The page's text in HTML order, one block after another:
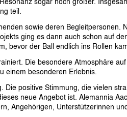
teil.
sowie deren Begleitpersonen.
ging es dann auch schon auf
bevor der Ball endlich ins Rollen
Die besondere Atmosphäre
einem besonderen Erlebnis.
Die positive Stimmung, die vielen
neue Angebot ist. Alemannia
Angehörigen, Unterstützerinnen